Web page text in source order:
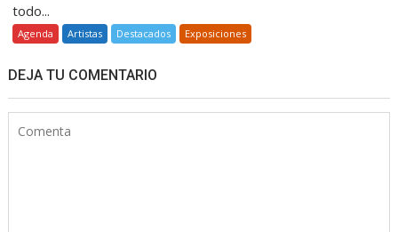
todo...
Agenda Artistas Destacados Exposiciones
DEJA TU COMENTARIO